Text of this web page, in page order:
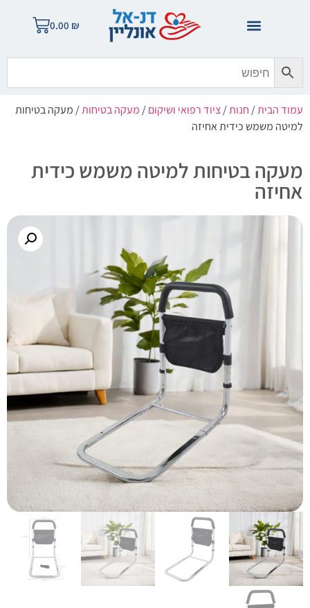
0.00 ₪
עמוד הבית/חנות/ציוד רפואי ושיקום/מעקה בטיחות/ מעקה בטיחות
למיטה משמש כידית אחיזה
מעקה בטיחות למיטה משמש כידית
אחיזה